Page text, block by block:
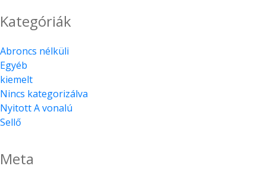
Kategóriák
Abroncs nélküli
Egyéb
kiemelt
Nincs kategorizálva
Nyitott A vonalú
Sellő
Meta